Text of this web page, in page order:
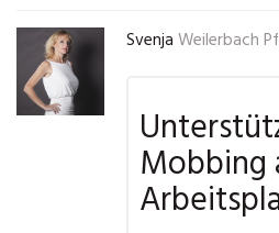
Svenja Weilerbach
Mobbing